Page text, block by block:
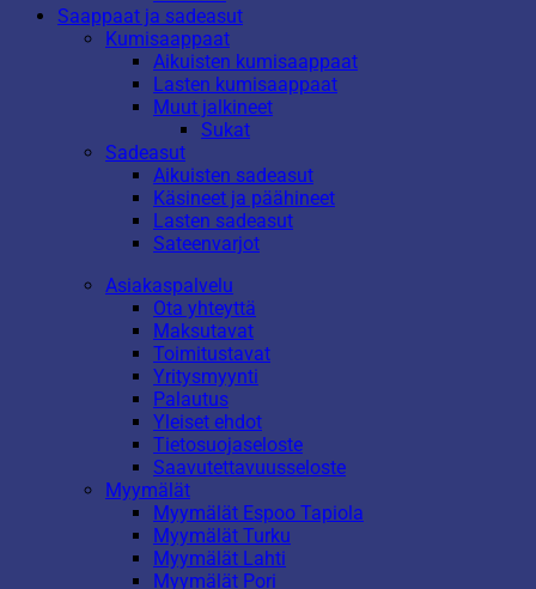
Saappaat ja sadeasut
Kumisaappaat
Aikuisten kumisaappaat
Lasten kumisaappaat
Muut jalkineet
Sukat
Sadeasut
Aikuisten sadeasut
Käsineet ja päähineet
Lasten sadeasut
Sateenvarjot
Asiakaspalvelu
Ota yhteyttä
Maksutavat
Toimitustavat
Yritysmyynti
Palautus
Yleiset ehdot
Tietosuojaseloste
Saavutettavuusseloste
Myymälät
Myymälät Espoo Tapiola
Myymälät Turku
Myymälät Lahti
Myymälät Pori